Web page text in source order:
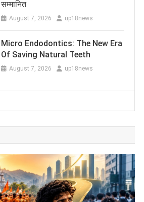
सम्मानित
August 7, 2026 up18news
Micro Endodontics: The New Era
Of Saving Natural Teeth
August 7, 2026 up18news